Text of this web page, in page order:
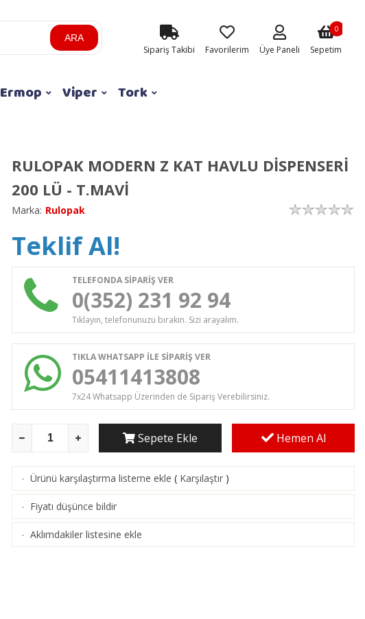
ARA
Sipariş Takibi Favorilerim Üye Paneli Sepetim
0
Ermop Viper Tork
RULOPAK MODERN Z KAT HAVLU DİSPENSERİ
200 LÜ - T.MAVİ
Marka: Rulopak
Teklif Al!
TELEFONDA SİPARİŞ VER
0(352) 231 92 94
Tıklayın, telefonunuzu bırakın. Sizi arayalım.
TIKLA WHATSAPP İLE SİPARİŞ VER
05411413808
7x24 Whatsapp Üzerinden de Sipariş Verebilirsiniz.
Sepete Ekle Hemen Al
· Ürünü karşılaştırma listeme ekle ( Karşılaştır )
· Fiyatı düşünce bildir
· Aklımdakiler listesine ekle